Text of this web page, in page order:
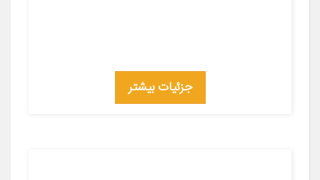
جزئیات بیشتر